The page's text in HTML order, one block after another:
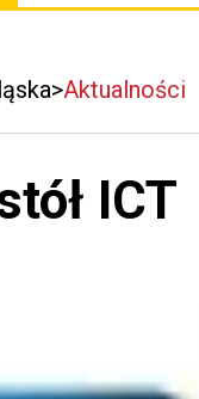
Aktualności
ICT